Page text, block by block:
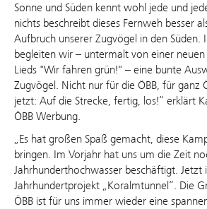
Sonne und Süden kennt wohl jede und
nichts beschreibt dieses Fernweh besser
Aufbruch unserer Zugvögel in den Süden.
begleiten wir – untermalt von einer neuen
Lieds "Wir fahren grün!" – eine bunte
Zugvögel. Nicht nur für die ÖBB, für ganz
jetzt: Auf die Strecke, fertig, los!“ erklärt
ÖBB Werbung.
„Es hat großen Spaß gemacht, diese
bringen. Im Vorjahr hat uns um die Zeit
Jahrhunderthochwasser beschäftigt. Jetzt
Jahrhundertprojekt „Koralmtunnel“. Die
ÖBB ist für uns immer wieder eine